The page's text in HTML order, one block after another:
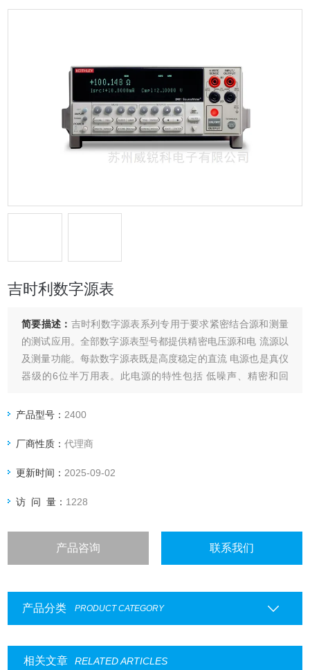
吉时利数字源表
简要描述： 吉时利数字源表系列专用于要求紧密结合源和测量
的测试应用。全部数字源表型号都提供精密电压源和电 流源以
及测量功能。每款数字源表既是高度稳定的直流 电源也是真仪
器级的6位半万用表。此电源的特性包括 低噪声、精密和回
凑、单通道、直流参数测试仪。
产品型号： 2400
厂商性质：代理商
更新时间： 2025-09-02
访 问 量： 1228
产品咨询 联系我们
产品分类 PRODUCT CATEGORY
相关文章 RELATED ARTICLES